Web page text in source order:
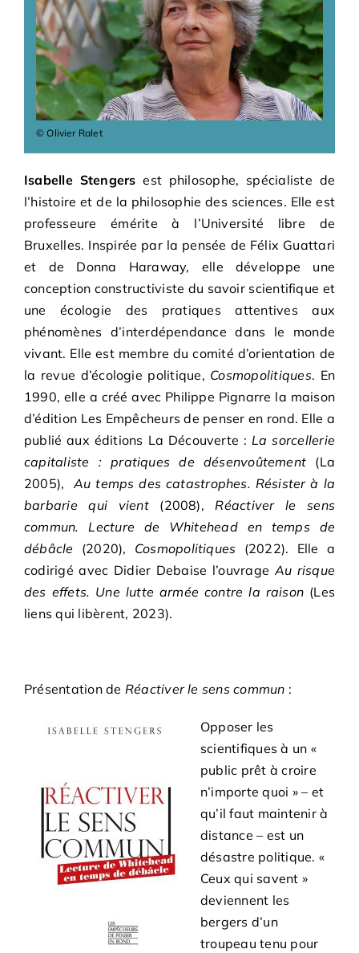
Bénévoles
Adhésions
Archives
© Olivier Ralet
Isabelle Stengers est philosophe, spécialiste de
l’histoire et de la philosophie des sciences. Elle est
professeure émérite à l’Université libre de
Bruxelles. Inspirée par la pensée de Félix Guattari
et de Donna Haraway, elle développe une
conception constructiviste du savoir scientifique et
une écologie des pratiques attentives aux
phénomènes d’interdépendance dans le monde
vivant. Elle est membre du comité d’orientation de
la revue d’écologie politique, Cosmopolitiques. En
1990, elle a créé avec Philippe Pignarre la maison
d’édition Les Empêcheurs de penser en rond. Elle a
publié aux éditions La Découverte :La sorcellerie
capitaliste : pratiques de désenvoûtement (La
2005),Au temps des catastrophes. Résister à la
barbarie qui vient(2008),Réactiver le sens
commun. Lecture de Whitehead en temps de
débâcle (2020), Cosmopolitiques (2022). Elle a
codirigé avec Didier Debaise l’ouvrageAu risque
des effets. Une lutte armée contre la raison (Les
liens qui libèrent, 2023).
Présentation de Réactiver le sens commun :
Opposer les
scientifiques à un «
public prêt à croire
n’importe quoi » – et
qu’il faut maintenir à
distance – est un
désastre politique. «
Ceux qui savent »
deviennent les
bergers d’un
troupeau tenu pour